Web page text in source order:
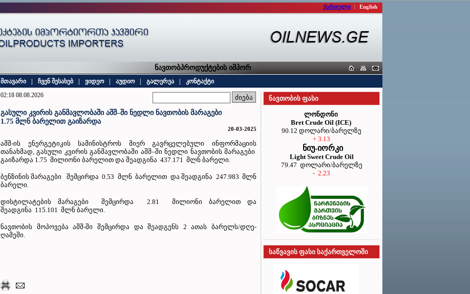
ქართული | English
ნავთობპროდუქტების იმპორტიორთა კავშირი
მთავარი ჩვენ შესახებ ვიდეო აუდიო გალერეა
კონტაქტი
02:18 08.08.2026
გასული კვირის განმავლობაში აშშ–ში ნედლი ნავთობის მარაგები
1.75 მლნ ბარელით გაიზარდა
20-03-2025
აშშ-ის ენერგეტიკის სამინისტროს მიერ გავრცელებული ინფორმაციის
თანახმად, გასული კვირის განმავლობაში აშშ–ში ნედლი ნავთობის მარაგები
გაიზარდა 1.75 მილიონი ბარელით და შეადგინა 437.171 მლნ ბარელი.
ბენზინის მარაგები შემცირდა 0.53 მლნ ბარელით და შეადგინა 247.983 მლნ
ბარელი.
დისტილატების მარაგები შემცირდა 2.81 მილიონი ბარელით და
შეადგინა ‭115.101 მლნ ბარელი.
ნავთობის მოპოვება აშშ-ში შემცირდა და შეადგენს 2 ათას ბარელს/დღე-
ღამეში.
ნავთობის ფასი
ლონდონი
Bret Crude Oil (ICE)
90.12 დოლარი/ბარელზე
+ 3.13
ნიუ-იორკი
Light Sweet Crude Oil
79.47 დოლარი/ბარელზე
- 2.23
საწვავის ფასი საქართველოში